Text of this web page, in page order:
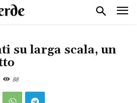
su larga scala, un
88